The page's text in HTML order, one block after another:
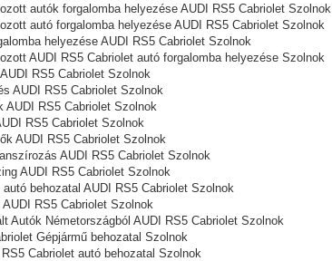
autók forgalomba helyezése AUDI RS5 Cabriolet Szolnok
autó forgalomba helyezése AUDI RS5 Cabriolet Szolnok
helyezése AUDI RS5 Cabriolet Szolnok
AUDI RS5 Cabriolet autó forgalomba helyezése Szolnok
RS5 Cabriolet Szolnok
AUDI RS5 Cabriolet Szolnok
AUDI RS5 Cabriolet Szolnok
RS5 Cabriolet Szolnok
AUDI RS5 Cabriolet Szolnok
AUDI RS5 Cabriolet Szolnok
AUDI RS5 Cabriolet Szolnok
autó behozatal AUDI RS5 Cabriolet Szolnok
RS5 Cabriolet Szolnok
Autók Németországból AUDI RS5 Cabriolet Szolnok
Gépjármű behozatal Szolnok
Cabriolet autó behozatal Szolnok